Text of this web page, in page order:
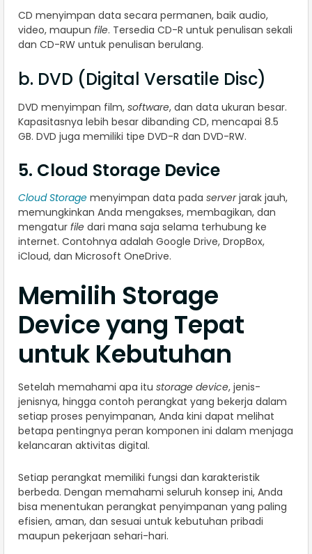
CD menyimpan data secara permanen, baik audio,
video, maupun file. Tersedia CD-R untuk penulisan sekali
dan CD-RW untuk penulisan berulang.
b. DVD (Digital Versatile Disc)
DVD menyimpan film, software, dan data ukuran besar.
Kapasitasnya lebih besar dibanding CD, mencapai 8.5
GB. DVD juga memiliki tipe DVD-R dan DVD-RW.
5. Cloud Storage Device
Cloud Storage menyimpan data pada serverjarak jauh,
memungkinkan Anda mengakses, membagikan, dan
mengatur file dari mana saja selama terhubung ke
internet. Contohnya adalah Google Drive, DropBox,
iCloud, dan Microsoft OneDrive.
Memilih Storage
Device yang Tepat
untuk Kebutuhan
Setelah memahami apa itu storage device, jenis-
jenisnya, hingga contoh perangkat yang bekerja dalam
setiap proses penyimpanan, Anda kini dapat melihat
betapa pentingnya peran komponen ini dalam menjaga
kelancaran aktivitas digital.
Setiap perangkat memiliki fungsi dan karakteristik
berbeda. Dengan memahami seluruh konsep ini, Anda
bisa menentukan perangkat penyimpanan yang paling
efisien, aman, dan sesuai untuk kebutuhan pribadi
maupun pekerjaan sehari-hari.